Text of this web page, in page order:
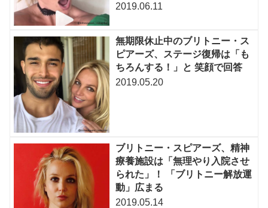
2019.06.11
無期限休止中のブリトニー・ス
ピアーズ、ステージ復帰は「も
ちろんする！」と 笑顔で回答
2019.05.20
ブリトニー・スピアーズ、精神
療養施設は「無理やり入院させ
られた」！ 「ブリトニー解放運
動」広まる
2019.05.14